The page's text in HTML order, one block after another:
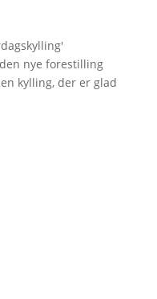
'
nye forestilling
kylling, der er glad